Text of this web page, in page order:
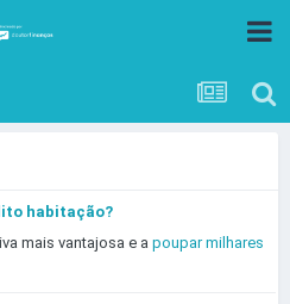
habitação?
mais vantajosa e a poupar milhares